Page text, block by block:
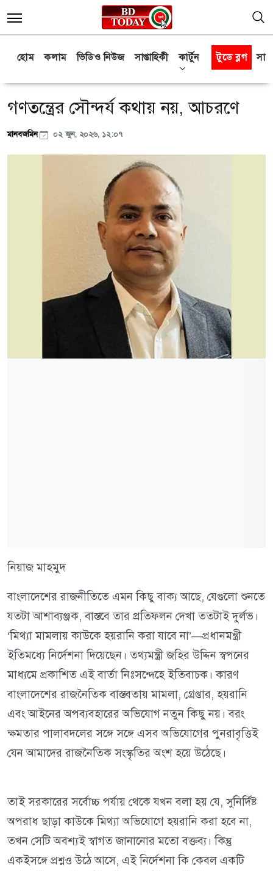
হোম কলাম ভিডিও নিউজ সাপ্তাহিকী কার্টুন টুডে ব্লগ
গণতন্ত্রের সৌন্দর্য কথায় নয়, আচরণে
মানবজমিন ০২ জুন, ২০২৬, ১২:০৭
নিয়াজ মাহমুদ
বাংলাদেশের রাজনীতিতে এমন কিছু বাক্য আছে, যেগুলো শুনতে
যতটা আশাব্যঞ্জক, বাস্তবে তার প্রতিফলন দেখা ততটাই দুর্লভ।
‘মিথ্যা মামলায় কাউকে হয়রানি করা যাবে না’—প্রধানমন্ত্রী
ইতিমধ্যে নির্দেশনা দিয়েছেন। তথ্যমন্ত্রী জহির উদ্দিন স্বপনের
মাধ্যমে প্রকাশিত এই বার্তা নিঃসন্দেহে ইতিবাচক। কারণ
বাংলাদেশের রাজনৈতিক বাস্তবতায় মামলা, গ্রেপ্তার, হয়রানি
এবং আইনের অপব্যবহারের অভিযোগ নতুন কিছু নয়। বরং
ক্ষমতার পালাবদলের সঙ্গে সঙ্গে এসব অভিযোগের পুনরাবৃত্তিই
যেন আমাদের রাজনৈতিক সংস্কৃতির অংশ হয়ে উঠেছে।
তাই সরকারের সর্বোচ্চ পর্যায় থেকে যখন বলা হয় যে, সুনির্দিষ্ট
অপরাধ ছাড়া কাউকে মিথ্যা অভিযোগে হয়রানি করা হবে না,
তখন সেটি অবশ্যই স্বাগত জানানোর মতো বক্তব্য। কিন্তু
একইসঙ্গে প্রশ্নও উঠে আসে, এই নির্দেশনা কি কেবল একটি